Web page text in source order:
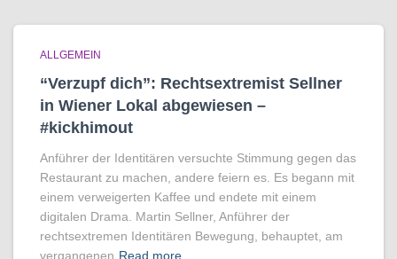
ALLGEMEIN
“Verzupf dich”: Rechtsextremist Sellner
in Wiener Lokal abgewiesen –
#kickhimout
Anführer der Identitären versuchte Stimmung gegen das
Restaurant zu machen, andere feiern es. Es begann mit
einem verweigerten Kaffee und endete mit einem
digitalen Drama. Martin Sellner, Anführer der
rechtsextremen Identitären Bewegung, behauptet, am
vergangenen Read more